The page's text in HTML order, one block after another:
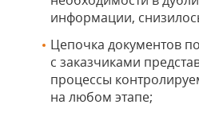
информации,
Цепочка документов
с заказчиками
процессы
на любом этапе;